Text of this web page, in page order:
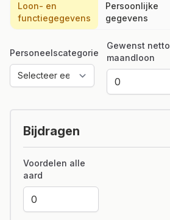
Loon- en
functiegegevens
Persoonlijke
gegevens
Personeelscategorie
Gewenst netto
maandloon
Bijdragen
Voordelen alle
aard